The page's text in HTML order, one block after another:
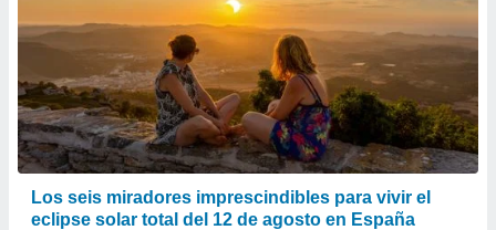
Los seis miradores imprescindibles para vivir el
eclipse solar total del 12 de agosto en España